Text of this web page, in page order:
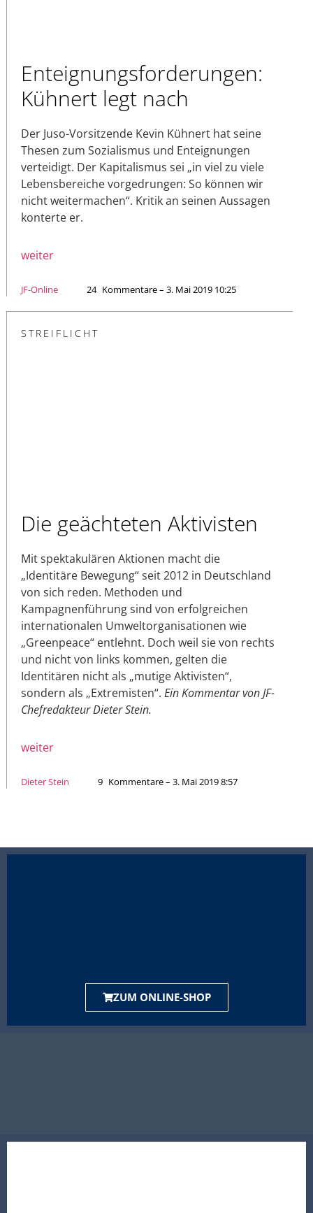
Enteignungsforderungen:
Kühnert legt nach
Der Juso-Vorsitzende Kevin Kühnert hat seine
Thesen zum Sozialismus und Enteignungen
verteidigt. Der Kapitalismus sei „in viel zu viele
Lebensbereiche vorgedrungen: So können wir
nicht weitermachen“. Kritik an seinen Aussagen
konterte er.
weiter
JF-Online 24 Kommentare – 3. Mai 2019 10:25
STREIFLICHT
Die geächteten Aktivisten
Mit spektakulären Aktionen macht die
„Identitäre Bewegung“ seit 2012 in Deutschland
von sich reden. Methoden und
Kampagnenführung sind von erfolgreichen
internationalen Umweltorganisationen wie
„Greenpeace“ entlehnt. Doch weil sie von rechts
und nicht von links kommen, gelten die
Identitären nicht als „mutige Aktivisten“,
sondern als „Extremisten“. Ein Kommentar von JF-
Chefredakteur Dieter Stein.
weiter
Dieter Stein 9 Kommentare – 3. Mai 2019 8:57
ZUM ONLINE-SHOP